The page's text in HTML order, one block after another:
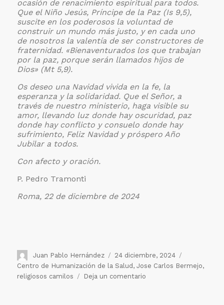
ocasión de renacimiento espiritual para todos.
Que el Niño Jesús, Príncipe de la Paz (Is 9,5),
suscite en los poderosos la voluntad de
construir un mundo más justo, y en cada uno
de nosotros la valentía de ser constructores de
fraternidad. «Bienaventurados los que trabajan
por la paz, porque serán llamados hijos de
Dios» (Mt 5,9).
Os deseo una Navidad vivida en la fe, la
esperanza y la solidaridad. Que el Señor, a
través de nuestro ministerio, haga visible su
amor, llevando luz donde hay oscuridad, paz
donde hay conflicto y consuelo donde hay
sufrimiento, Feliz Navidad y próspero Año
Jubilar a todos.
Con afecto y oración.
P. Pedro Tramonti
Roma, 22 de diciembre de 2024
Autor
Juan Pablo Hernández
Publicado
el
24 diciembre, 2024
Centro de Humanización de la Salud ,Jose Carlos Bermejo,
religiosos camilos
Deja un comentario